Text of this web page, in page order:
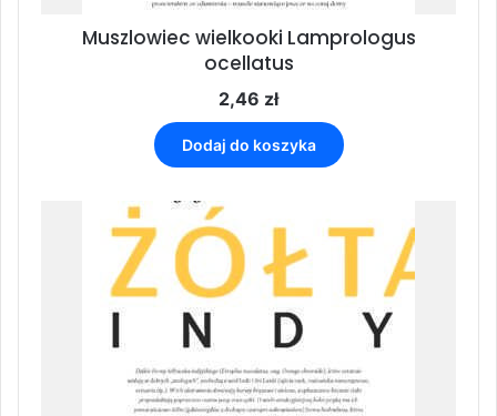
Muszlowiec wielkooki Lamprologus
ocellatus
2,46 zł
Dodaj do koszyka